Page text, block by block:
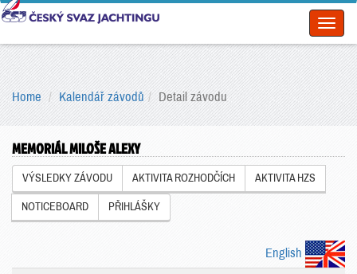
Home Kalendář závodů Detail závodu
MEMORIÁL MILOŠE ALEXY
VÝSLEDKY ZÁVODU AKTIVITA ROZHODČÍCH AKTIVITA HZS
NOTICEBOARD PŘIHLÁŠKY
English